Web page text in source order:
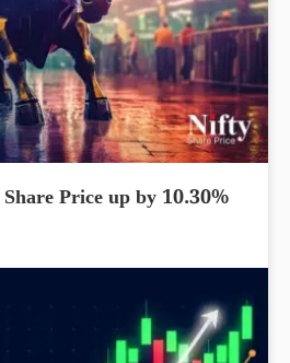
Price up by 10.30%